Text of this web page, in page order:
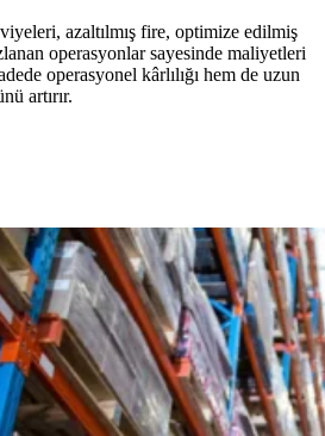
azaltılmış fire, optimize edilmiş
operasyonlar sayesinde maliyetleri
operasyonel kârlılığı hem de uzun
artırır.